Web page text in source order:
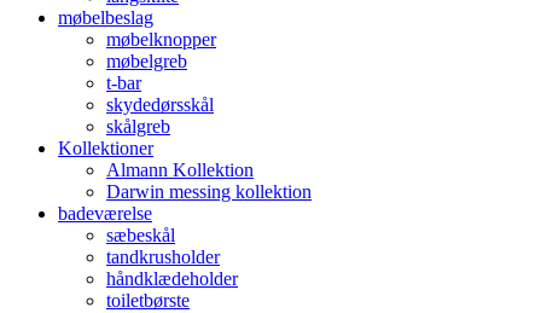
møbelbeslag
møbelknopper
møbelgreb
t-bar
skydedørsskål
skålgreb
Kollektioner
Almann Kollektion
Darwin messing kollektion
badeværelse
sæbeskål
tandkrusholder
håndklædeholder
toiletbørste